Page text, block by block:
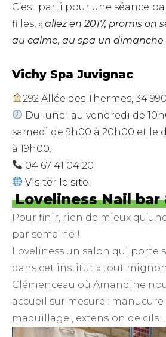
C’est parti pour une séance
filles, « allez en 2017, promis on
au calme, au spa un dimanche
Vichy Spa Juvignac
292 Allée des Thermes, 34
Du lundi au vendredi de
samedi de 9h00 à 20h00 et le
à 19h00.
04 67 41 04 20
Visiter le site
Loveliness Nail bar
Pour finir, rien de mieux
par semaine !
Loveliness un salon qui porte
dans cet institut « tout mignon
Clémenceau où Amandine
accueil sur mesure : manucure
maquillage , extension de cils